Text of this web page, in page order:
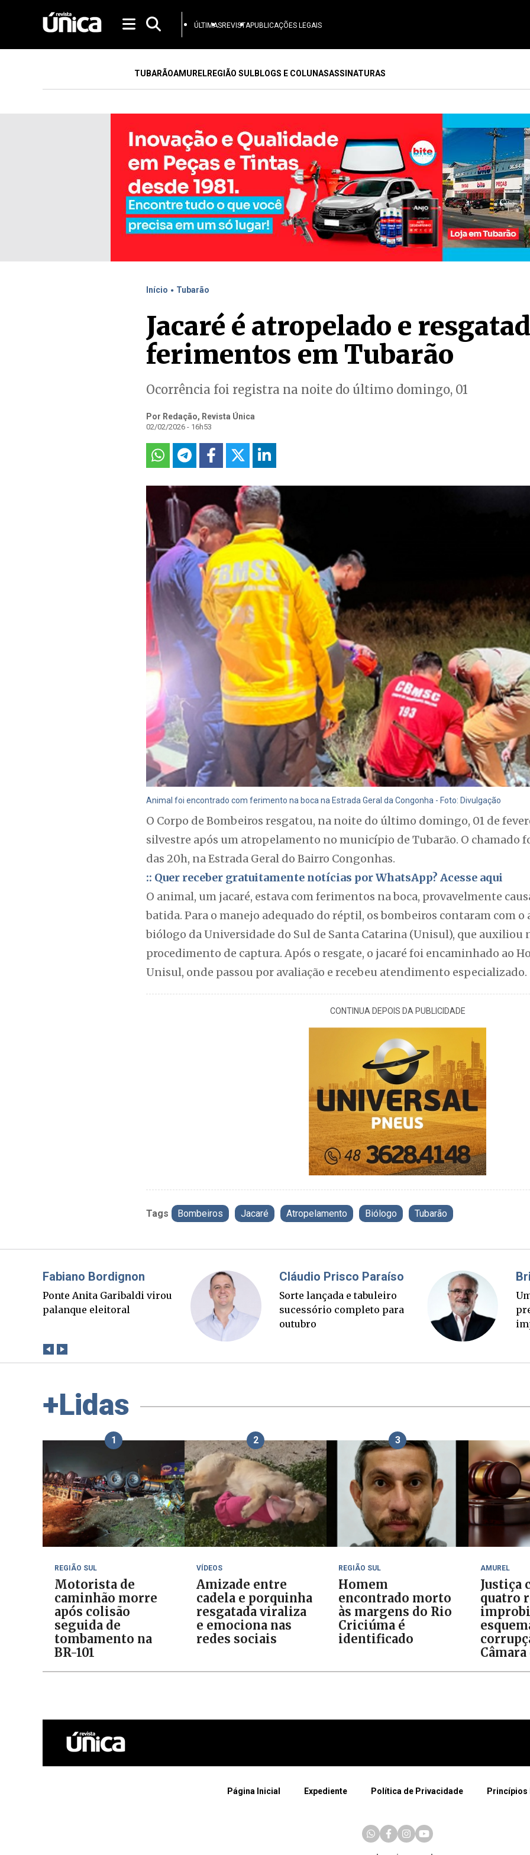
ÚLTIMASREVISTAPUBLICAÇÕES LEGAIS
TUBARÃOAMURELREGIÃO SULBLOGS E COLUNASASSINATURAS
Início . Tubarão
Jacaré é atropelado e
ferimentos em Tubarão
Ocorrência foi registra na noite do último domingo, 01
Por Redação, Revista Única
02/02/2026 - 16h53
Animal foi encontrado com ferimento na boca na Estrada Geral da Congonha - Foto: Divulgação
O Corpo de Bombeiros resgatou, na noite do último domingo, 01 de
silvestre após um atropelamento no município de Tubarão. O chamado
das 20h, na Estrada Geral do Bairro Congonhas.
:: Quer receber gratuitamente notícias por WhatsApp? Acesse aqui
O animal, um jacaré, estava com ferimentos na boca, provavelmente
batida. Para o manejo adequado do réptil, os bombeiros contaram com
biólogo da Universidade do Sul de Santa Catarina (Unisul), que auxiliou
procedimento de captura. Após o resgate, o jacaré foi encaminhado ao
Unisul, onde passou por avaliação e recebeu atendimento especializado.
CONTINUA DEPOIS DA PUBLICIDADE
Tags Bombeiros Jacaré Atropelamento Biólogo Tubarão
Misael Elias
O Boato corre mais rápido
que a verdade. Mas quem
Fabiano Bordignon
Ponte Anita Garibaldi virou
palanque eleitoral
+Lidas
1
REGIÃO SUL
Motorista de
caminhão morre
após colisão
seguida de
tombamento na
BR-101
2
VÍDEOS
Amizade entre
cadela e porquinha
resgatada viraliza
e emociona nas
redes sociais
3
REGIÃO SUL
Homem
encontrado morto
às margens do Rio
Criciúma é
identificado
AMUREL
Justiça
quatro
Página Inicial Expediente Política de Privacidade Princípios